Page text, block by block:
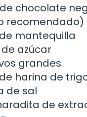
chocolate
recomendado)
mantequilla
azúcar
grandes
harina de
de sal
de